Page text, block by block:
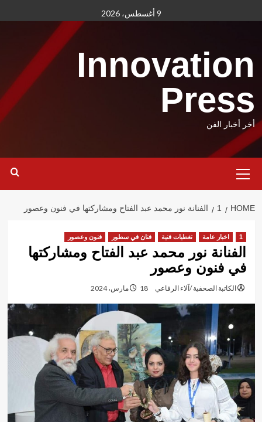
to
9 أغسطس، 2026
Innovation
Press
أخر أخبار الفن
Menu
HOME
1 الفنانة نور محمد عبد الفتاح ومشاركتها في فنون وعصور
1 اخبار عامة تغطيات فنية فنان في سطور فنون وعصور
الفنانة نور محمد عبد الفتاح ومشاركتها
في فنون وعصور
الكاتبة الصحفية /آلاء الرفاعي 18 مارس، 2024